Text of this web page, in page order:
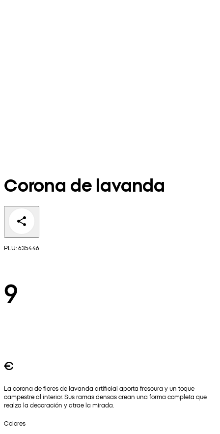
Corona de lavanda
PLU: 635446
9
€
La corona de flores de lavanda artificial aporta frescura y un toque
campestre al interior. Sus ramas densas crean una forma completa que
realza la decoración y atrae la mirada.
Colores